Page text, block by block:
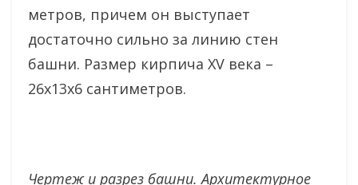
метров, причем он выступает
достаточно сильно за линию стен
башни. Размер кирпича XV века –
26х13х6 сантиметров.
Чертеж и разрез башни. Архитектурное